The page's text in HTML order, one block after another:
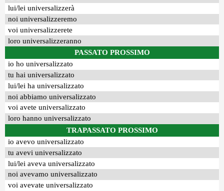
lui/lei universalizzerà
noi universalizzeremo
voi universalizzerete
loro universalizzeranno
PASSATO PROSSIMO
io ho universalizzato
tu hai universalizzato
lui/lei ha universalizzato
noi abbiamo universalizzato
voi avete universalizzato
loro hanno universalizzato
TRAPASSATO PROSSIMO
io avevo universalizzato
tu avevi universalizzato
lui/lei aveva universalizzato
noi avevamo universalizzato
voi avevate universalizzato